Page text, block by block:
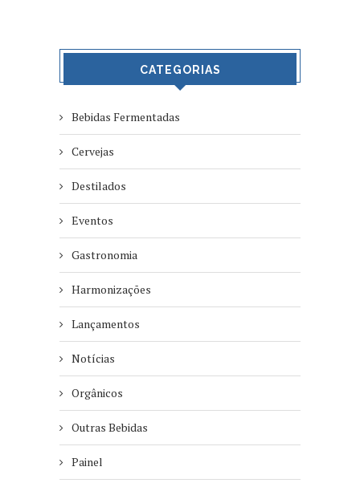
CATEGORIAS
Bebidas Fermentadas
Cervejas
Destilados
Eventos
Gastronomia
Harmonizações
Lançamentos
Notícias
Orgânicos
Outras Bebidas
Painel